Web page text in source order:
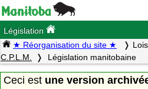
Législation
★ Réorganisation du site ★
C.P.L.M.
Législation manitobaine
Ceci est une version